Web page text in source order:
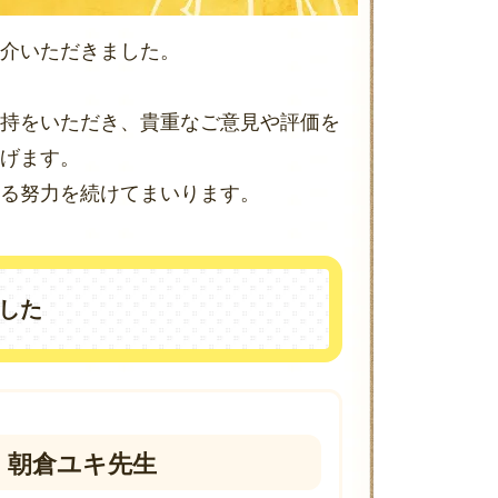
いただきました。
をいただき、貴重なご意見や評価を
ます。
努力を続けてまいります。
た
倉ユキ先生